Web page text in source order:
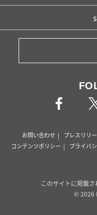
お問い合わせ プレスリリ
コンテンツポリシー
プライバ
このサイトに掲載さ
© 2026